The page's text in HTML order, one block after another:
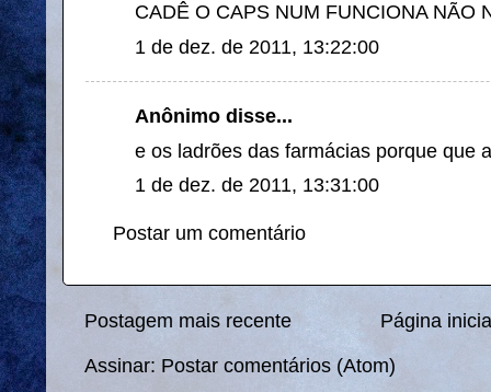
CADÊ O CAPS NUM FUNCIONA NÃO
1 de dez. de 2011, 13:22:00
Anônimo disse...
e os ladrões das farmácias porque que
1 de dez. de 2011, 13:31:00
Postar um comentário
Postagem mais recente Página
Assinar: Postar comentários (Atom)